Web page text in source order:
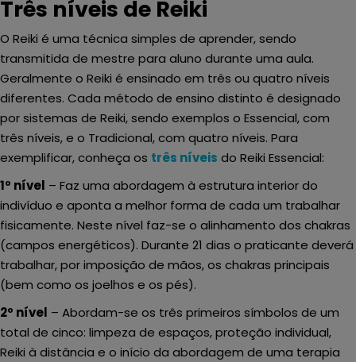
Três níveis de Reiki
O Reiki é uma técnica simples de aprender, sendo
transmitida de mestre para aluno durante uma aula.
Geralmente o Reiki é ensinado em três ou quatro níveis
diferentes. Cada método de ensino distinto é designado
por sistemas de Reiki, sendo exemplos o Essencial, com
três níveis, e o Tradicional, com quatro níveis. Para
exemplificar, conheça os três níveis do Reiki Essencial:
1º nível – Faz uma abordagem à estrutura interior do
indivíduo e aponta a melhor forma de cada um trabalhar
fisicamente. Neste nível faz-se o alinhamento dos chakras
(campos energéticos). Durante 21 dias o praticante deverá
trabalhar, por imposição de mãos, os chakras principais
(bem como os joelhos e os pés).
2º nível – Abordam-se os três primeiros símbolos de um
total de cinco: limpeza de espaços, proteção individual,
Reiki à distância e o início da abordagem de uma terapia